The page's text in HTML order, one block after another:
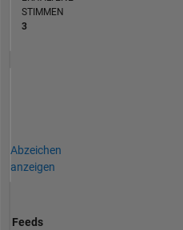
STIMMEN
3
Abzeichen
anzeigen
Feeds